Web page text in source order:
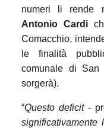
numeri li rende
Antonio Cardi
Comacchio,
le finalità
comunale di San
sorgerà).
“Questo deficit-
significativamente